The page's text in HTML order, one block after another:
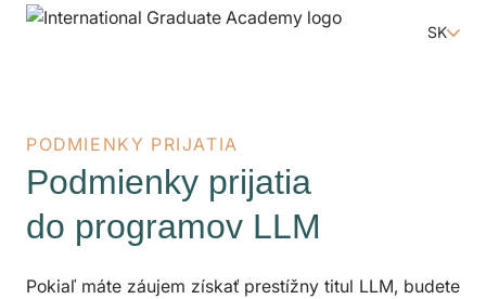
SK
PODMIENKY PRIJATIA
Podmienky prijatia
do programov LLM
Pokiaľ máte záujem získať prestížny titul LLM, budete